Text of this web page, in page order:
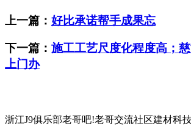
上一篇： 好比承诺帮手成果忘
下一篇： 施工工艺尺度化程度高；
上门办
浙江J9俱乐部老哥吧!老哥交流社区建材科